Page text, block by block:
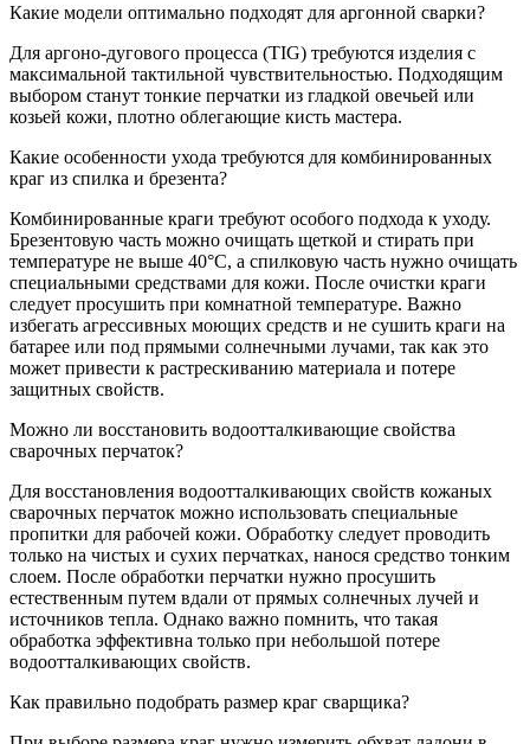
Какие модели оптимально подходят для аргонной сварки?
Для аргоно-дугового процесса (TIG) требуются изделия с
максимальной тактильной чувствительностью. Подходящим
выбором станут тонкие перчатки из гладкой овечьей или
козьей кожи, плотно облегающие кисть мастера.
Какие особенности ухода требуются для комбинированных
краг из спилка и брезента?
Комбинированные краги требуют особого подхода к уходу.
Брезентовую часть можно очищать щеткой и стирать при
температуре не выше 40°C, а спилковую часть нужно очищать
специальными средствами для кожи. После очистки краги
следует просушить при комнатной температуре. Важно
избегать агрессивных моющих средств и не сушить краги на
батарее или под прямыми солнечными лучами, так как это
может привести к растрескиванию материала и потере
защитных свойств.
Можно ли восстановить водоотталкивающие свойства
сварочных перчаток?
Для восстановления водоотталкивающих свойств кожаных
сварочных перчаток можно использовать специальные
пропитки для рабочей кожи. Обработку следует проводить
только на чистых и сухих перчатках, нанося средство тонким
слоем. После обработки перчатки нужно просушить
естественным путем вдали от прямых солнечных лучей и
источников тепла. Однако важно помнить, что такая
обработка эффективна только при небольшой потере
водоотталкивающих свойств.
Как правильно подобрать размер краг сварщика?